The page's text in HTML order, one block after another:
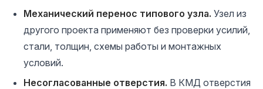
Механический перенос типового узла. Узел из
другого проекта применяют без проверки усилий,
стали, толщин, схемы работы и монтажных
условий.
Несогласованные отверстия. В КМД отверстия